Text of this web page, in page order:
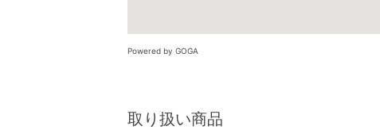
Powered by GOGA
取り扱い商品